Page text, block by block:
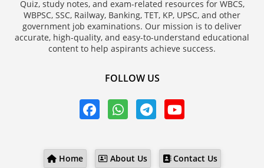
Quiz, study notes, and exam-related resources for WBCS,
WBPSC, SSC, Railway, Banking, TET, KP, UPSC, and other
government job examinations. Our mission is to deliver
accurate, high-quality, and easy-to-understand educational
content to help aspirants achieve success.
FOLLOW US
Home About Us Contact Us